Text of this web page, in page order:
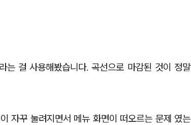
걸 사용해봤습니다. 곡선으로 마감된 것이 정말
자꾸 눌려지면서 메뉴 화면이 떠오르는 문제 였는